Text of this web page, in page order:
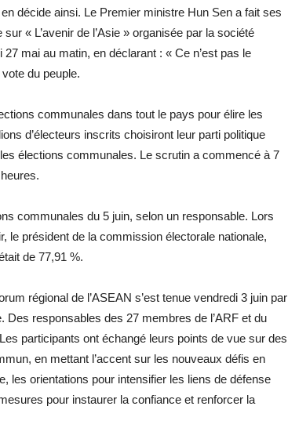
décide ainsi. Le Premier ministre Hun Sen a fait ses
« L’avenir de l’Asie » organisée par la société
mai au matin, en déclarant : « Ce n’est pas le
du peuple.
communales dans tout le pays pour élire les
d’électeurs inscrits choisiront leur parti politique
élections communales. Le scrutin a commencé à 7
communales du 5 juin, selon un responsable. Lors
le président de la commission électorale nationale,
de 77,91 %.
régional de l’ASEAN s’est tenue vendredi 3 juin par
responsables des 27 membres de l’ARF et du
participants ont échangé leurs points de vue sur des
en mettant l’accent sur les nouveaux défis en
les orientations pour intensifier les liens de défense
pour instaurer la confiance et renforcer la